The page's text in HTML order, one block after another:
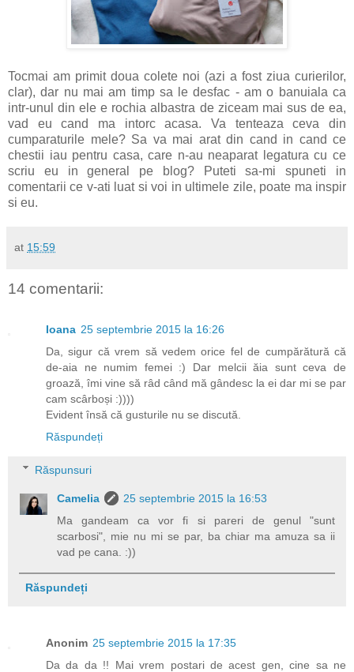
Tocmai am primit doua colete noi (azi a fost ziua curierilor,
clar), dar nu mai am timp sa le desfac - am o banuiala ca
intr-unul din ele e rochia albastra de ziceam mai sus de ea,
vad eu cand ma intorc acasa. Va tenteaza ceva din
cumparaturile mele? Sa va mai arat din cand in cand ce
chestii iau pentru casa, care n-au neaparat legatura cu ce
scriu eu in general pe blog? Puteti sa-mi spuneti in
comentarii ce v-ati luat si voi in ultimele zile, poate ma inspir
si eu.
at 15:59
14 comentarii:
Ioana 25 septembrie 2015 la 16:26
Da, sigur că vrem să vedem orice fel de cumpărătură că
de-aia ne numim femei :) Dar melcii ăia sunt ceva de
groază, îmi vine să râd când mă gândesc la ei dar mi se par
cam scârboși :))))
Evident însă că gusturile nu se discută.
Răspundeți
Răspunsuri
Camelia
25 septembrie 2015 la 16:53
Ma gandeam ca vor fi si pareri de genul "sunt
scarbosi", mie nu mi se par, ba chiar ma amuza sa ii
vad pe cana. :))
Răspundeți
Anonim 25 septembrie 2015 la 17:35
Da da da !! Mai vrem postari de acest gen, cine sa ne